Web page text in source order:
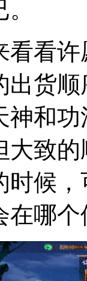
看许
出货
神和
大致
时候
在哪